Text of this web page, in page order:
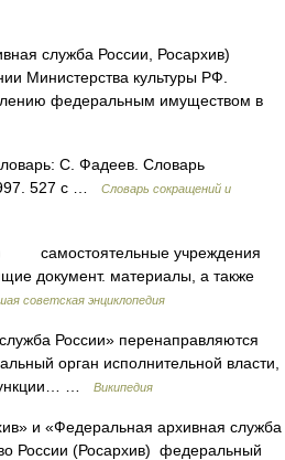
служба России, Росархив)
Министерства культуры РФ.
федеральным имуществом в
С. Фадеев. Словарь
527 с …
Словарь сокращений и
самостоятельные учреждения
документ. материалы, а также
советская энциклопедия
России» перенаправляются
орган исполнительной власти,
…
Википедия
и «Федеральная архивная служба
России (Росархив) федеральный